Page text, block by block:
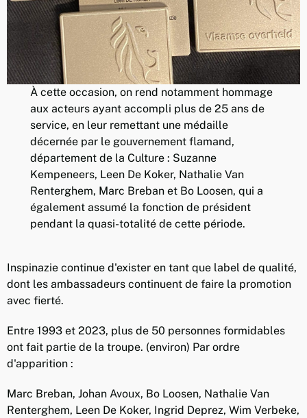
À cette occasion, on rend notamment hommage
aux acteurs ayant accompli plus de 25 ans de
service, en leur remettant une médaille
décernée par le gouvernement flamand,
département de la Culture : Suzanne
Kempeneers, Leen De Koker, Nathalie Van
Renterghem, Marc Breban et Bo Loosen, qui a
également assumé la fonction de président
pendant la quasi-totalité de cette période.
Inspinazie continue d'exister en tant que label de qualité,
dont les ambassadeurs continuent de faire la promotion
avec fierté.
Entre 1993 et 2023, plus de 50 personnes formidables
ont fait partie de la troupe. (environ) Par ordre
d'apparition :
Marc Breban, Johan Avoux, Bo Loosen, Nathalie Van
Renterghem, Leen De Koker, Ingrid Deprez, Wim Verbeke,